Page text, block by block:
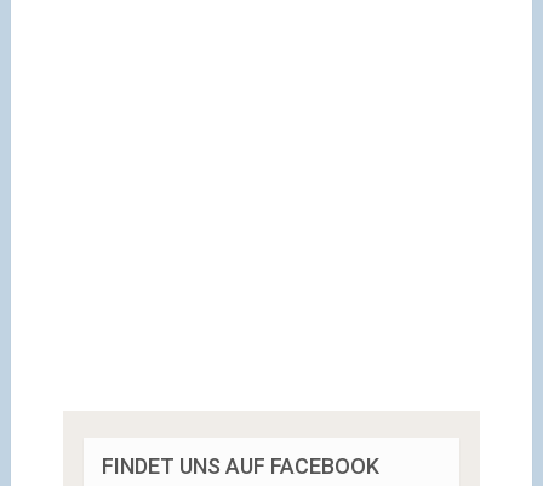
FINDET UNS AUF FACEBOOK